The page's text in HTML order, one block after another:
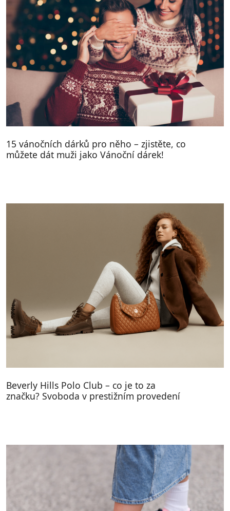
15 vánočních dárků pro něho – zjistěte, co
můžete dát muži jako Vánoční dárek!
Beverly Hills Polo Club – co je to za
značku? Svoboda v prestižním provedení